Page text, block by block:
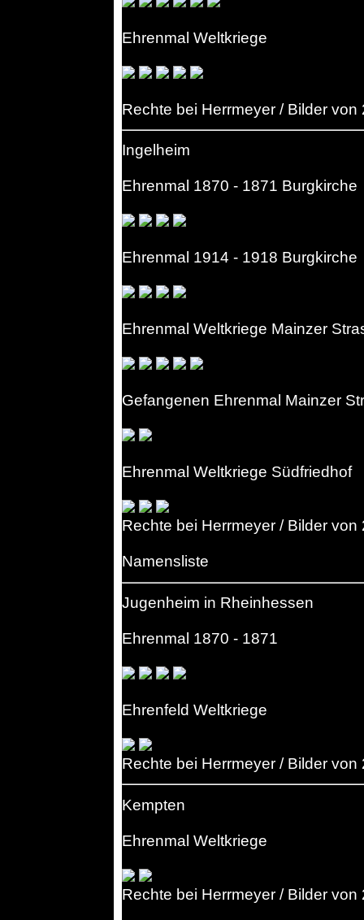
Ehrenmal Weltkriege
Rechte bei Herrmeyer / Bilder von
Ingelheim
Ehrenmal 1870 - 1871 Burgkirche
Ehrenmal 1914 - 1918 Burgkirche
Ehrenmal Weltkriege Mainzer
Gefangenen Ehrenmal Mainzer
Ehrenmal Weltkriege Südfriedhof
Rechte bei Herrmeyer / Bilder von
Namensliste
Jugenheim in Rheinhessen
Ehrenmal 1870 - 1871
Ehrenfeld Weltkriege
Rechte bei Herrmeyer / Bilder von
Kempten
Ehrenmal Weltkriege
Rechte bei Herrmeyer / Bilder von